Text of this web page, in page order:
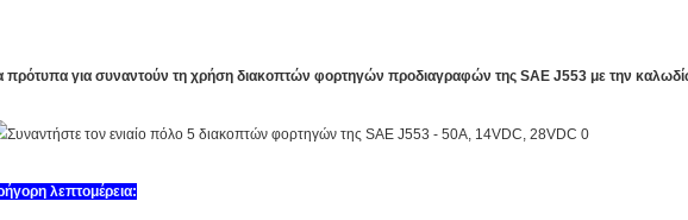
πρότυπα για συναντούν τη χρήση διακοπτών φορτηγών προδιαγραφών της SAE J553 με την
λεπτομέρεια: